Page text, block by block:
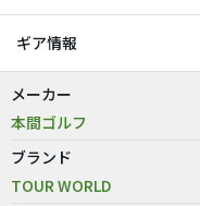
ギア情報
メーカー
本間ゴルフ
ブランド
TOUR WORLD